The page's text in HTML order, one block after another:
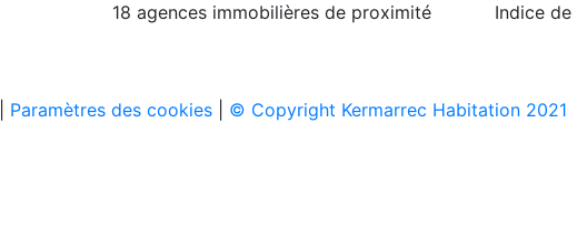
18 agences immobilières de proximité Indice
Paramètres des cookies © Copyright Kermarrec Habitation 2021